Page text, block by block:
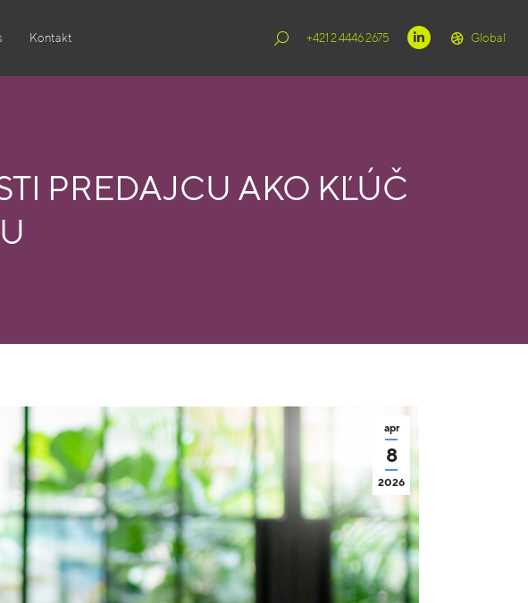
Kontakt +421 2 4446 2675 Global
PREDAJCU AKO KĽÚČ
apr
8
2026